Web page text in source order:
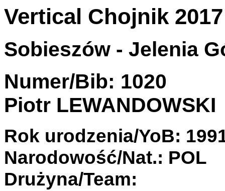
Vertical Chojnik 2017
Sobieszów - Jelenia
Numer/Bib: 1020
Piotr LEWANDOWSKI
Rok urodzenia/YoB:
Narodowość/Nat.: POL
Drużyna/Team: